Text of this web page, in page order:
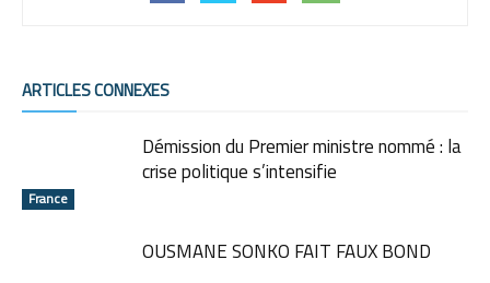
ARTICLES CONNEXES
France
Démission du Premier ministre nommé : la
crise politique s’intensifie
OUSMANE SONKO FAIT FAUX BOND